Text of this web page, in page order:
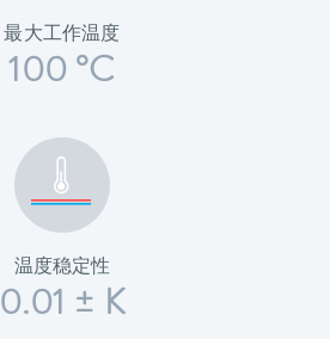
最大工作温度
100 °C
温度稳定性
0.01 ± K